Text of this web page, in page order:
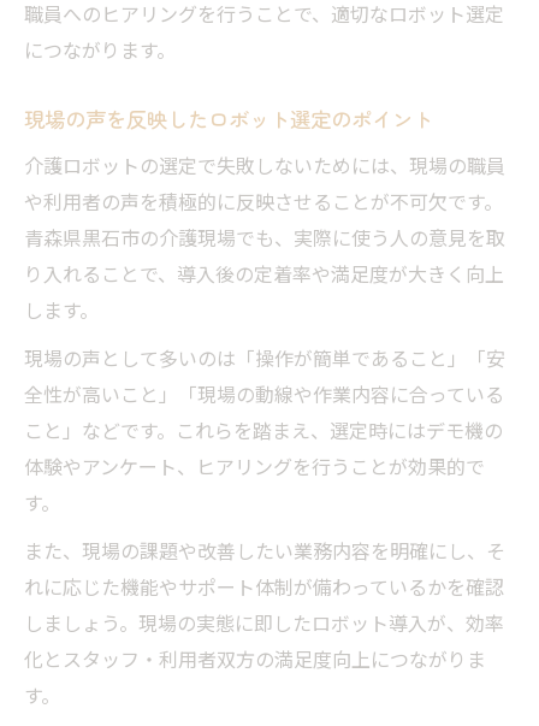
職員へのヒアリングを行うことで、適切なロボット選定
につながります。
現場の声を反映したロボット選定のポイント
介護ロボットの選定で失敗しないためには、現場の職員
や利用者の声を積極的に反映させることが不可欠です。
青森県黒石市の介護現場でも、実際に使う人の意見を取
り入れることで、導入後の定着率や満足度が大きく向上
します。
現場の声として多いのは「操作が簡単であること」「安
全性が高いこと」「現場の動線や作業内容に合っている
こと」などです。これらを踏まえ、選定時にはデモ機の
体験やアンケート、ヒアリングを行うことが効果的で
す。
また、現場の課題や改善したい業務内容を明確にし、そ
れに応じた機能やサポート体制が備わっているかを確認
しましょう。現場の実態に即したロボット導入が、効率
化とスタッフ・利用者双方の満足度向上につながりま
す。